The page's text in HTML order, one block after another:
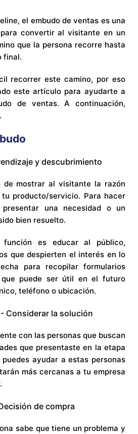
el embudo de ventas es una
convertir al visitante en un
que la persona recorre hasta
final.
recorrer este camino, por eso
este artículo para ayudarte a
de ventas. A continuación,
y descubrimiento
de mostrar al visitante la razón
producto/servicio. Para hacer
una necesidad o un
bien resuelto.
es educar al público,
que despierten el interés en lo
para recopilar formularios
puede ser útil en el futuro
teléfono o ubicación.
Considerar la solución
con las personas que buscan
que presentaste en la etapa
puedes ayudar a estas personas
más cercanas a tu empresa
de compra
sabe que tiene un problema y